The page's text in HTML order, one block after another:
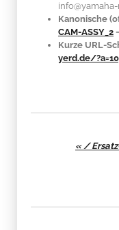
Kanonische
CAM-ASSY_2
Kurze URL-
yerd.de/
« /